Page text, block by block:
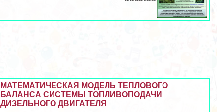
МАТЕМАТИЧЕСКАЯ МОДЕЛЬ ТЕПЛОВОГО
БАЛАНСА СИСТЕМЫ ТОПЛИВОПОДАЧИ
ДИЗЕЛЬНОГО ДВИГАТЕЛЯ